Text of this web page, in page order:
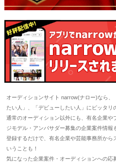
オーディションサイト narrow(ナロー)なら
たい人」、「デビューしたい人」にピッタリ
通常のオーディション以外にも、有名企業
ジモデル・アンバサダー募集の企業案件情報
登録するだけで、有名企業や芸能事務所から
いうことも！
気になった企業案件・オーディションへの